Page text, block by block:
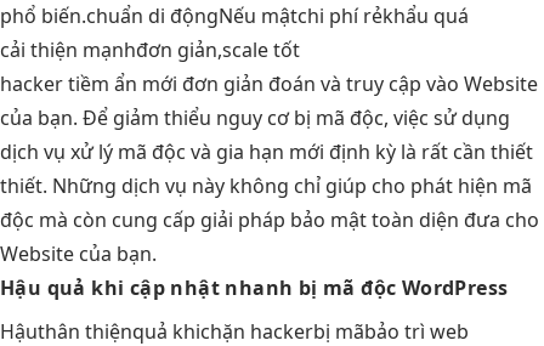
phổ biến.chuẩn di độngNếu mậtchi phí rẻkhẩu quá
cải thiện mạnhđơn giản,scale tốt
hacker tiềm ẩn mới đơn giản đoán và truy cập vào Website
của bạn. Để giảm thiểu nguy cơ bị mã độc, việc sử dụng
dịch vụ xử lý mã độc và gia hạn mới định kỳ là rất cần thiết
thiết. Những dịch vụ này không chỉ giúp cho phát hiện mã
độc mà còn cung cấp giải pháp bảo mật toàn diện đưa cho
Website của bạn.
Hậu quả khi cập nhật nhanh bị mã độc WordPress
Hậuthân thiệnquả khichặn hackerbị mãbảo trì web